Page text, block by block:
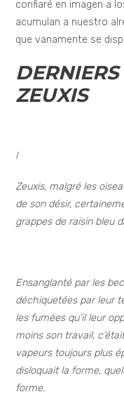
confiaré en imagen a
acumulan a nuestro
que vanamente se
ZEUXIS
I
Zeuxis, malgré les
de son désir,
grappes de raisin bleu
Ensanglanté par les
déchiquetées par leur
les fumées qu’il leur
moins son travail,
vapeurs toujours plus
disloquait la forme,
forme.